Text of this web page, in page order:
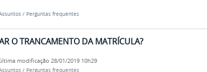
/ Perguntas frequentes
O TRANCAMENTO DA MATRÍCULA?
modificação 28/01/2019 10h29
/ Perguntas frequentes